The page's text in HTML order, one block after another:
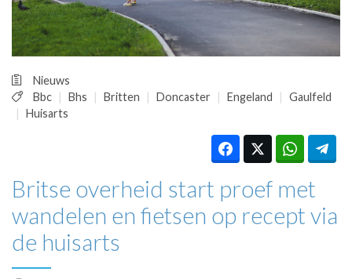
PRAKTIJKZAKEN
TARIEVEN
MEDISCHE VAKHANDEL
Nieuws
Bbc
Bhs Britten Doncaster Engeland
Gaulfeld
Huisarts
Britse overheid start proef met
wandelen en fietsen op recept via
de huisarts